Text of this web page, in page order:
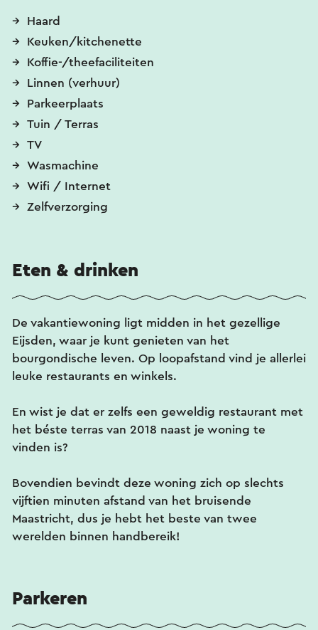
Haard
Keuken/kitchenette
Koffie-/theefaciliteiten
Linnen (verhuur)
Parkeerplaats
Tuin / Terras
TV
Wasmachine
Wifi / Internet
Zelfverzorging
Eten & drinken
De vakantiewoning ligt midden in het gezellige
Eijsden, waar je kunt genieten van het
bourgondische leven. Op loopafstand vind je allerlei
leuke restaurants en winkels.
En wist je dat er zelfs een geweldig restaurant met
het béste terras van 2018 naast je woning te
vinden is?
Bovendien bevindt deze woning zich op slechts
vijftien minuten afstand van het bruisende
Maastricht, dus je hebt het beste van twee
werelden binnen handbereik!
Parkeren